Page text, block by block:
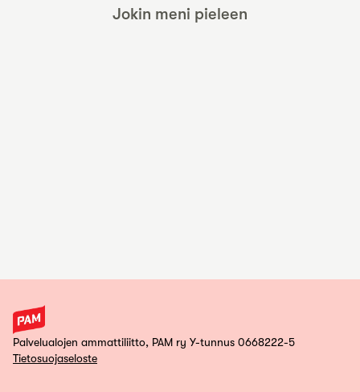
Jokin meni pieleen
Palvelualojen ammattiliitto, PAM ry Y-tunnus 0668222-5
Tietosuojaseloste